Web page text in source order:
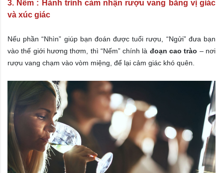
3. Nếm : Hành trình cảm nhận rượu vang bằng vị giác
và xúc giác
Nếu phần “Nhìn” giúp bạn đoán được tuổi rượu, “Ngửi” đưa bạn
vào thế giới hương thơm, thì “Nếm” chính là đoạn cao trào – nơi
rượu vang chạm vào vòm miệng, để lại cảm giác khó quên.